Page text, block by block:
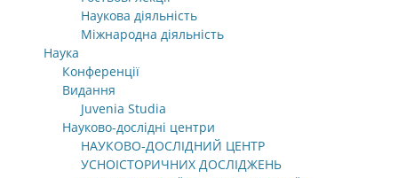
Наукова діяльність
Міжнародна діяльність
Наука
Конференції
Видання
Juvenia Studia
Науково-дослідні центри
НАУКОВО-ДОСЛІДНИЙ ЦЕНТР
УСНОІСТОРИЧНИХ ДОСЛІДЖЕНЬ